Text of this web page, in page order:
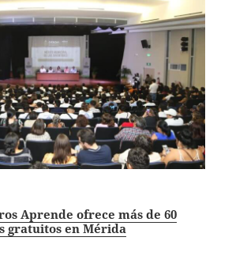
Aprende ofrece más de 60
gratuitos en Mérida